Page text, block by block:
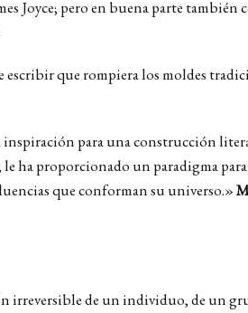
Joyce; pero en buena parte también
que rompiera los moldes
para una construcción
ha proporcionado un paradigma
que conforman su universo.»
irreversible de un individuo, de un